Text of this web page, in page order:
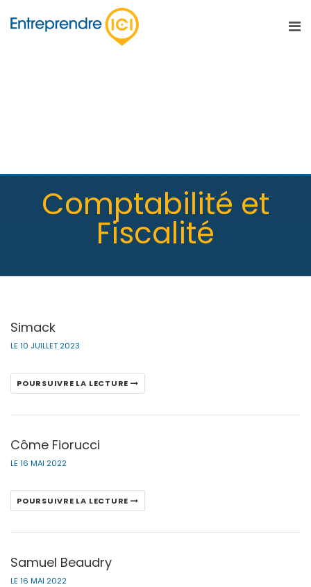
Comptabilité et
Fiscalité
Simack
LE 10 JUILLET 2023
POURSUIVRE LA LECTURE
Côme Fiorucci
LE 16 MAI 2022
POURSUIVRE LA LECTURE
Samuel Beaudry
LE 16 MAI 2022